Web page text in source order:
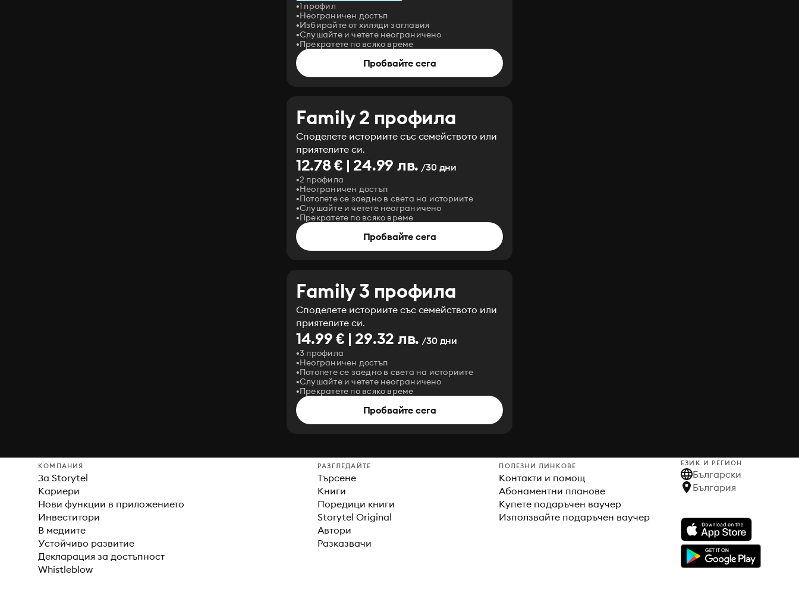
1 профил
Неограничен достъп
Избирайте от хиляди заглавия
Слушайте и четете неограничено
Прекратете по всяко време
Пробвайте сега
Family 2 профила
Споделете историите със семейството или
приятелите си.
12.78 € | 24.99 лв. /30 дни
2 профила
Неограничен достъп
Потопете се заедно в света на историите
Слушайте и четете неограничено
Прекратете по всяко време
Пробвайте сега
Family 3 профила
Споделете историите със семейството или
приятелите си.
14.99 € | 29.32 лв. /30 дни
3 профила
Неограничен достъп
Потопете се заедно в света на историите
Слушайте и четете неограничено
Прекратете по всяко време
Пробвайте сега
КОМПАНИЯ
За Storytel
Кариери
Нови функции в приложението
Инвеститори
В медиите
Устойчиво развитие
Декларация за достъпност
Whistleblow
РАЗГЛЕДАЙТЕ
Търсене
Книги
Поредици книги
Storytel Original
Автори
Разказвачи
ПОЛЕЗНИ ЛИНКОВЕ
Контакти и помощ
Абонаментни планове
Купете подаръчен ваучер
Използвайте подаръчен ваучер
ЕЗИК И РЕГИОН
Български
България